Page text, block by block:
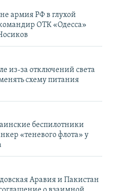
армия РФ в глухой
ОТК «Одесса»
из-за отключений света
схему питания
беспилотники
«теневого флота» у
Аравия и Пакистан